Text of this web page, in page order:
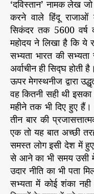
‘दविस्तान’ नामक लेख
करने वाले हिंदू राजाओं
सिकंदर तक 5600 वर्ष
महोदय ने लिखा है कि ये
सभ्यता भारत की सभ्यता
अर्वाचीन ही सिद्घ होती है।
ऊपर मेगस्थनीज द्वारा
वह कितनी सही थी
महीने तक भी दिए हुए
तीन बार की
एक तो यह बात अच्छी
समस्त लोग इसी देश में
से आने का भी समय उसी में
उदार नीति का भी पता
सभ्यता में कोई शंका